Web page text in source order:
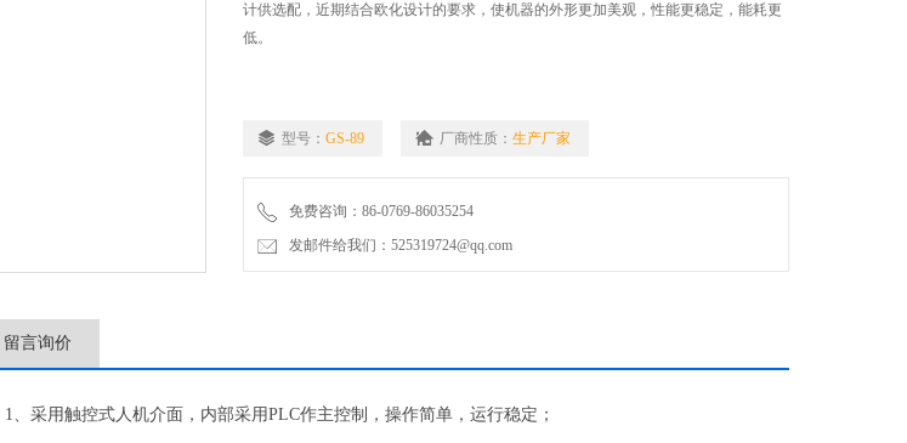
计供选配，近期结合欧化设计的要求，使机器的外形更加美观，性能更稳定，能耗更
低。
型号： GS-89 厂商性质： 生产厂家
免费咨询：86-0769-86035254
发邮件给我们：525319724@qq.com
留言询价
1、采用触控式人机介面，内部采用PLC作主控制，操作简单，运行稳定；